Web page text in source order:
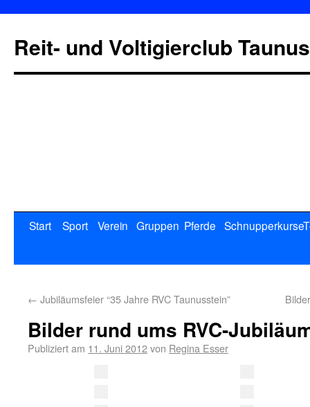
Reit- und Voltigierclub
Start Sport Verein Gruppen Pferde Schnupperkurse
← Jubiläumsfeier “35 Jahre RVC Taunusstein”
Bilder rund ums RVC-
Publiziert am 11. Juni 2012von Regina Esser